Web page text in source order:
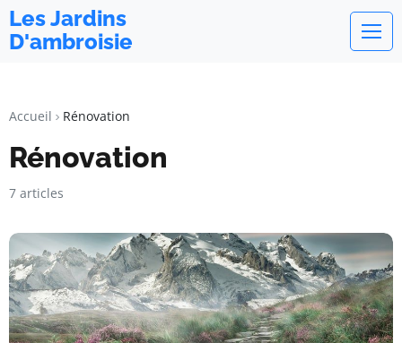
Les Jardins
D'ambroisie
Accueil Rénovation
Rénovation
7 articles